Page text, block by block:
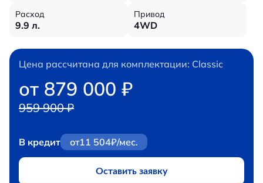
Расход
9.9 л.
Привод
4WD
Цена рассчитана для комплектации: Classic
от 879 000 ₽
959 900 ₽
В кредит от11 504₽/мес.
Оставить заявку